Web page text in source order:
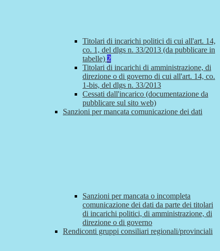
Titolari di incarichi politici di cui all'art. 14,
co. 1, del dlgs n. 33/2013 (da pubblicare in
tabelle) 2
Titolari di incarichi di amministrazione, di
direzione o di governo di cui all'art. 14, co.
1-bis, del dlgs n. 33/2013
Cessati dall'incarico (documentazione da
pubblicare sul sito web)
Sanzioni per mancata comunicazione dei dati
Sanzioni per mancata o incompleta
comunicazione dei dati da parte dei titolari
di incarichi politici, di amministrazione, di
direzione o di governo
Rendiconti gruppi consiliari regionali/provinciali